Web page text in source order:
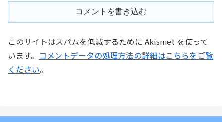
コメントを書き込む
このサイトはスパムを低減するために Akismet を使って
います。 コメントデータの処理方法の詳細はこちらをご覧
ください。